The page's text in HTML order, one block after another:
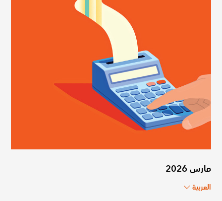
مارس 2026
العربية